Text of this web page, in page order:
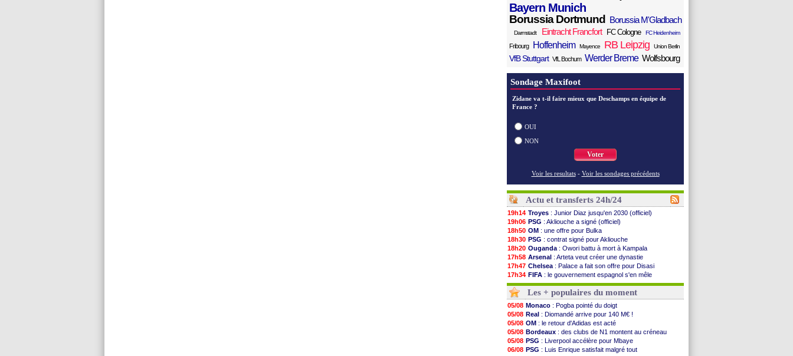
Bayern Munich
Borussia Dortmund Borussia M'Gladbach
Darmstadt Eintracht Francfort FC Cologne FC Heidenheim
Fribourg Hoffenheim Mayence RB Leipzig Union Berlin
VfB Stuttgart VfL Bochum Werder Breme Wolfsbourg
Sondage Maxifoot
Zidane va t-il faire mieux que Deschamps en équipe de
France ?
OUI
NON
Voter
Voir les resultats - Voir les sondages précédents
Actu et transferts 24h/24
19h14 Troyes : Junior Diaz jusqu'en 2030 (officiel)
19h06 PSG : Akliouche a signé (officiel)
18h50 OM : une offre pour Bulka
18h30 PSG : contrat signé pour Akliouche
18h20 Ouganda : Owori battu à mort à Kampala
17h58 Arsenal : Arteta veut créer une dynastie
17h47 Chelsea : Palace a fait son offre pour Disasi
17h34 FIFA : le gouvernement espagnol s'en mêle
17h22 PSG: l'étonnante rumeur Gusto
17h10
Bologne: Dallinga est sur le marché
16h59 OM: accord trouvé avec Man City pour Rulli
16h53
OM: Medina vers Leverkusen pour 25 M€
16h45
Uruguay: Forlan nommé sélectionneur (officiel)
16h34
Séville : Juanlu signe à Bournemouth (officiel)
16h21
PSG: Ndjantou heureux d'avoir rejoué
16h04
Real : Diomandé pour 140 M€ ! (officiel)
15h50
Man City : Rodri préfère le Barça au Real !
Les + populaires du moment
05/08 Monaco : Pogba pointé du doigt
05/08 Real : Diomandé arrive pour 140 M€ !
05/08 OM : le retour d'Adidas est acté
05/08 Bordeaux : des clubs de N1 montent au créneau
05/08 PSG : Liverpool accélère pour Mbaye
06/08 PSG : Luis Enrique satisfait malgré tout